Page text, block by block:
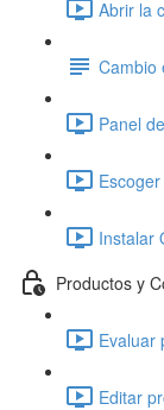
Abrir la
Cambio
Panel
Instalar
Productos y
Evaluar
Editar